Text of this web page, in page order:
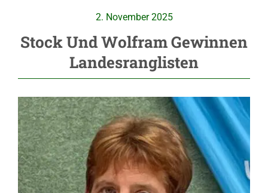
2. November 2025
Stock Und Wolfram Gewinnen
Landesranglisten